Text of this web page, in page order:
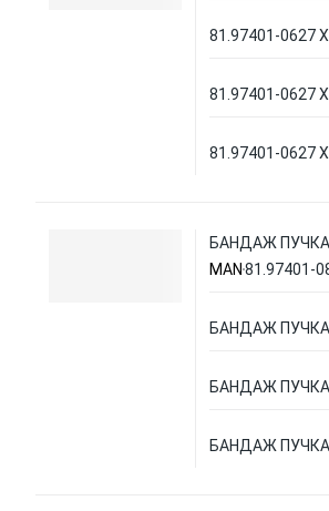
81.97401-0627
81.97401-0627
81.97401-0627
БАНДАЖ ПУЧКА
MAN 81.97401-
БАНДАЖ ПУЧКА
БАНДАЖ ПУЧКА
БАНДАЖ ПУЧКА